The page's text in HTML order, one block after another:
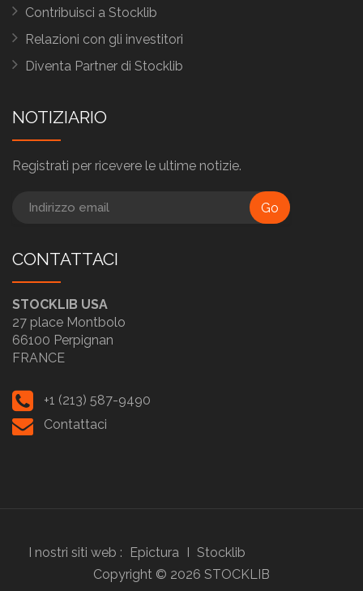
Contribuisci a Stocklib
Relazioni con gli investitori
Diventa Partner di Stocklib
NOTIZIARIO
Registrati per ricevere le ultime notizie.
Go
CONTATTACI
STOCKLIB USA
27 place Montbolo
66100 Perpignan
FRANCE
+1 (213) 587-9490
Contattaci
I nostri siti web : Epictura I Stocklib
Copyright © 2026 STOCKLIB